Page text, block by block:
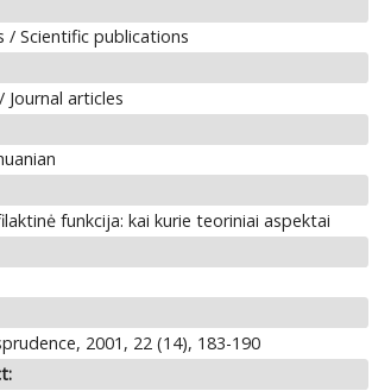
/ Scientific publications
Journal articles
funkcija: kai kurie teoriniai aspektai
2001, 22 (14), 183-190